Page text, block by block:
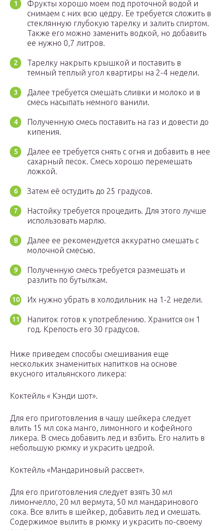
Фрукты хорошо моем под проточной водой и
снимаем с них всю цедру. Ее требуется сложить в
стеклянную глубокую тарелку и залить спиртом.
Также его можно заменить водкой, но добавить
ее нужно 0,7 литров.
Тарелку накрыть крышкой и поставить в
темный теплый угол квартиры на 2-4 недели.
Далее требуется смешать сливки и молоко и в
смесь насыпать немного ванили.
Полученную смесь поставить на газ и довести до
кипения.
Далее ее требуется снять с огня и добавить в нее
сахарный песок. Смесь хорошо перемешать
ложкой.
Затем её остудить до 25 градусов.
Настойку требуется процедить. Для этого лучше
использовать марлю.
Далее ее рекомендуется аккуратно смешать с
молочной смесью.
Полученную смесь требуется размешать и
разлить по бутылкам.
Их нужно убрать в холодильник на 1-2 недели.
Напиток готов к употреблению. Хранится он 1
год. Крепость его 30 градусов.
Ниже приведем способы смешивания еще
нескольких знаменитых напитков на основе
вкусного итальянского ликера:
Коктейль « Кэнди шот».
Для его приготовления в чашу шейкера следует
влить 15 мл сока манго, лимонного и кофейного
ликера. В смесь добавить лед и взбить. Его налить в
небольшую рюмку и украсить цедрой.
Коктейль «Мандариновый рассвет».
Для его приготовления следует взять 30 мл
лимончелло, 20 мл вермута, 50 мл мандаринового
сока. Все влить в шейкер, добавить лед и смешать.
Содержимое вылить в рюмку и украсить по-своему